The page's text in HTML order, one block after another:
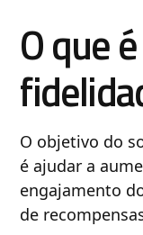
O que
O objetivo do
é ajudar a
engajamento
de